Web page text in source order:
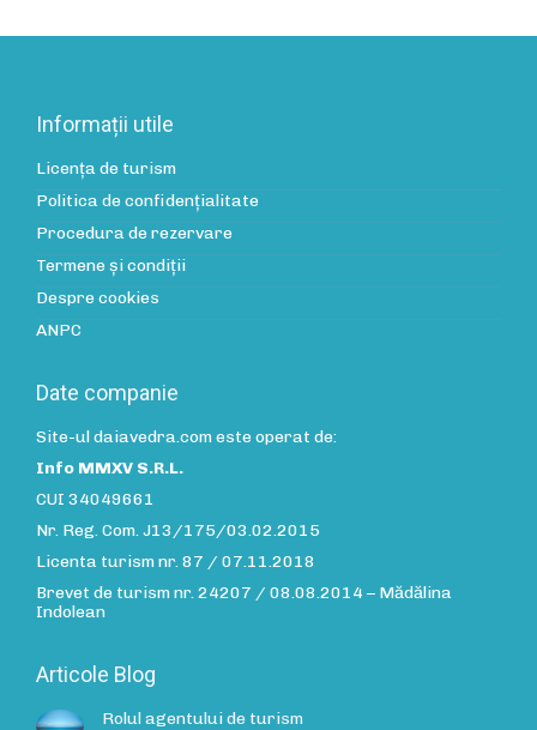
Informații utile
Licența de turism
Politica de confidenţialitate
Procedura de rezervare
Termene și condiții
Despre cookies
ANPC
Date companie
Site-ul daiavedra.com este operat de:
Info MMXV S.R.L.
CUI 34049661
Nr. Reg. Com. J13/175/03.02.2015
Licenta turism nr. 87 / 07.11.2018
Brevet de turism nr. 24207 / 08.08.2014 – Mădălina
Indolean
Articole Blog
Rolul agentului de turism